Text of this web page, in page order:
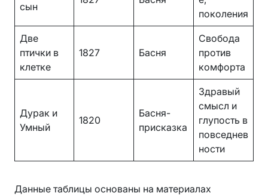
сын
поколения
Две
птички в
клетке
1827 Басня
Свобода
против
комфорта
Дурак и
Умный
1820
Басня-
присказка
Здравый
смысл и
глупость в
повседнев
ности
Данные таблицы основаны на материалах